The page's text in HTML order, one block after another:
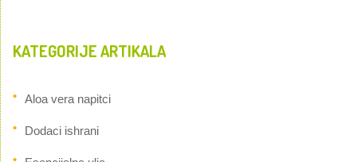
KATEGORIJE ARTIKALA
Aloa vera napitci
Dodaci ishrani